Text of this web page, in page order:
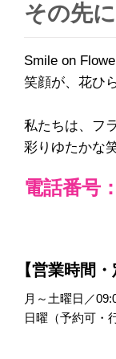
その先
Smile on
笑顔が、花ひ
私たちは、フ
彩りゆたかな
電話番号
【営業時間・
月～土曜日／
日曜（予約可・